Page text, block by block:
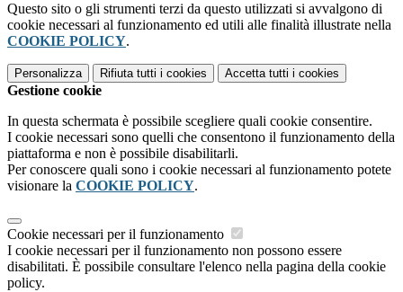
Questo sito o gli strumenti terzi da questo utilizzati si avvalgono di
cookie necessari al funzionamento ed utili alle finalità illustrate nella
COOKIE POLICY.
Personalizza Rifiuta tutti i cookies Accetta tutti i cookies
Gestione cookie
In questa schermata è possibile scegliere quali cookie consentire.
I cookie necessari sono quelli che consentono il funzionamento della
piattaforma e non è possibile disabilitarli.
Per conoscere quali sono i cookie necessari al funzionamento potete
visionare la COOKIE POLICY.
Cookie necessari per il funzionamento
I cookie necessari per il funzionamento non possono essere
disabilitati. È possibile consultare l'elenco nella pagina della cookie
policy.